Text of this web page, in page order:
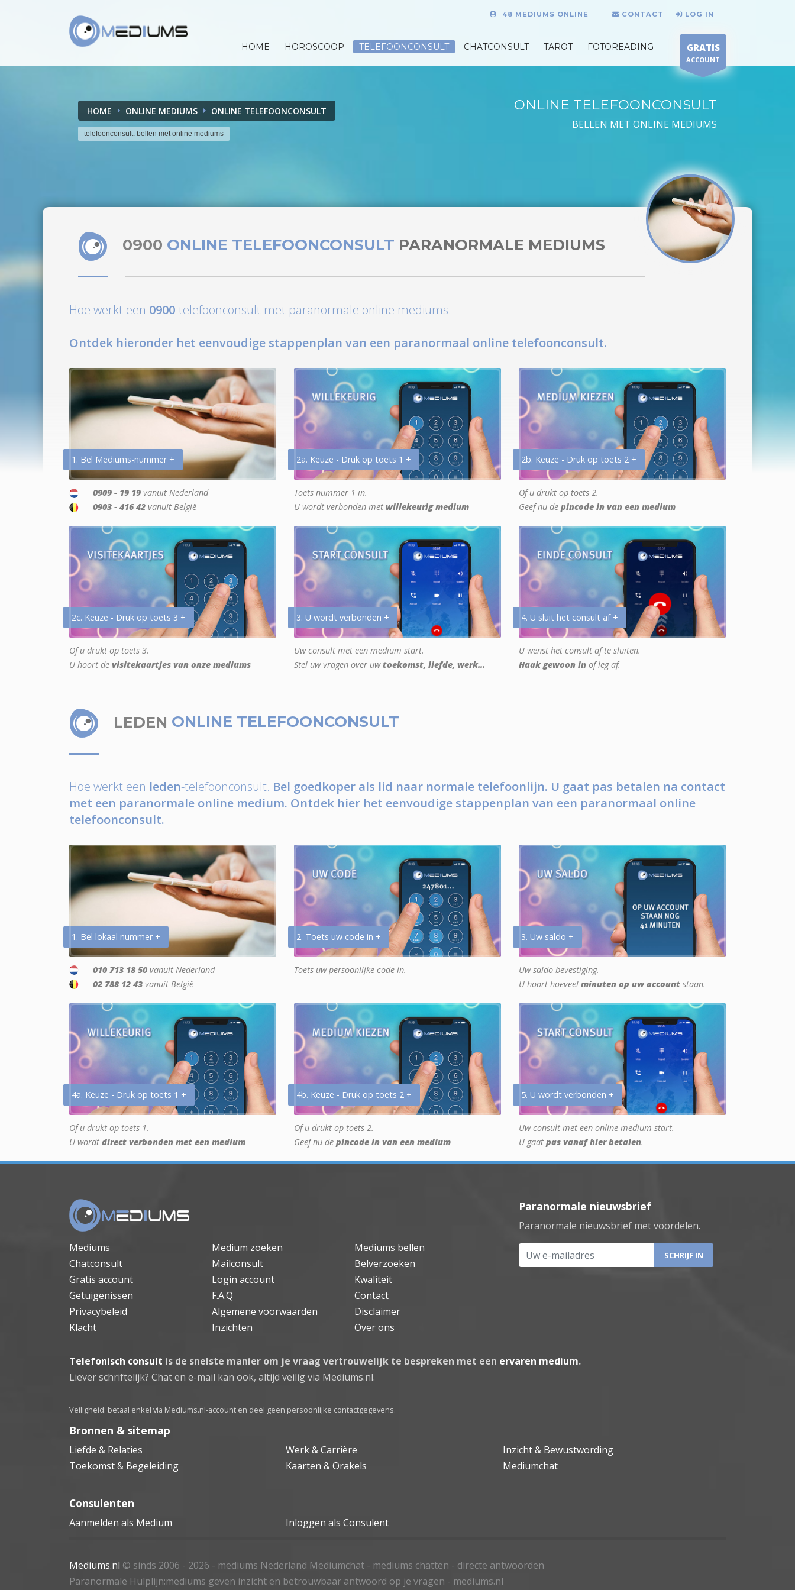
48 MEDIUMS ONLINE CONTACT LOG IN
HOME HOROSCOOP TELEFOONCONSULT CHATCONSULT TAROT FOTOREADING GRATIS
ACCOUNT
HOME ONLINE MEDIUMS ONLINE TELEFOONCONSULT
telefoonconsult: bellen met online mediums
ONLINE TELEFOONCONSULT
BELLEN MET ONLINE MEDIUMS
0900 ONLINE TELEFOONCONSULT PARANORMALE MEDIUMS
Hoe werkt een 0900-telefoonconsult met paranormale online mediums.
Ontdek hieronder het eenvoudige stappenplan van een paranormaal online telefoonconsult.
1. Bel Mediums-nummer +
0909 - 19 19 vanuit Nederland
0903 - 416 42 vanuit België
2a. Keuze - Druk op toets 1 +
Toets nummer 1 in.
U wordt verbonden met willekeurig medium
2b. Keuze - Druk op toets 2 +
Of u drukt op toets 2.
Geef nu de pincode in van een medium
2c. Keuze - Druk op toets 3 +
Of u drukt op toets 3.
U hoort de visitekaartjes van onze mediums
3. U wordt verbonden +
Uw consult met een medium start.
Stel uw vragen over uwtoekomst, liefde, werk...
4. U sluit het consult af +
U wenst het consult af te sluiten.
Haak gewoon in of leg af.
LEDEN ONLINE TELEFOONCONSULT
Hoe werkt een leden-telefoonconsult. Bel goedkoper als lid naar normale telefoonlijn. U gaat pas betalen na contact
met een paranormale online medium. Ontdek hier het eenvoudige stappenplan van een paranormaal online
telefoonconsult.
1. Bel lokaal nummer +
010 713 18 50 vanuit Nederland
02 788 12 43 vanuit België
2. Toets uw code in +
Toets uw persoonlijke code in.
3. Uw saldo +
Uw saldo bevestiging.
U hoort hoeveel minuten op uw account staan.
4a. Keuze - Druk op toets 1 +
Of u drukt op toets 1.
U wordt direct verbonden met een medium
4b. Keuze - Druk op toets 2 +
Of u drukt op toets 2.
Geef nu de pincode in van een medium
5. U wordt verbonden +
Uw consult met een online medium start.
U gaat pas vanaf hier betalen.
Mediums Medium zoeken
Mediums bellen
Chatconsult
Mailconsult
Belverzoeken
Gratis account
Login account
Kwaliteit
Getuigenissen
F.A.Q
Contact
Privacybeleid
Algemene voorwaarden
Disclaimer
Klacht
Inzichten Over ons
Paranormale nieuwsbrief
Paranormale nieuwsbrief met voordelen.
Uw e-mailadres
Telefonisch consult is de snelste manier om je vraag vertrouwelijk te bespreken met een ervaren medium.
Liever schriftelijk? Chat en e-mail kan ook, altijd veilig via Mediums.nl.
Veiligheid: betaal enkel via Mediums.nl-account en deel geen persoonlijke contactgegevens.
Bronnen & sitemap
Liefde & Relaties Werk & Carrière
Inzicht & Bewustwording
Toekomst & Begeleiding
Kaarten & Orakels Mediumchat
Consulenten
Aanmelden als Medium Inloggen als Consulent
Mediums.nl © sinds 2006 - 2026 - mediums Nederland Mediumchat - mediums chatten - directe antwoorden
Paranormale Hulplijn:mediums geven inzicht en betrouwbaar antwoord op je vragen - mediums.nl